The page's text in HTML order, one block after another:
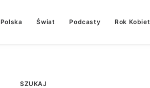
Polska Świat Podcasty Rok Kobiet
SZUKAJ